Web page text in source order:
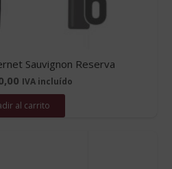
Sauvignon Reserva
IVA incluído
al carrito